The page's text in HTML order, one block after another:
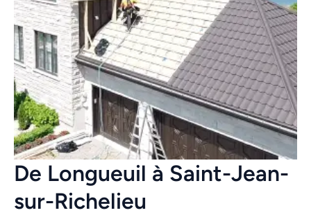
De Longueuil à Saint-Jean-
sur-Richelieu